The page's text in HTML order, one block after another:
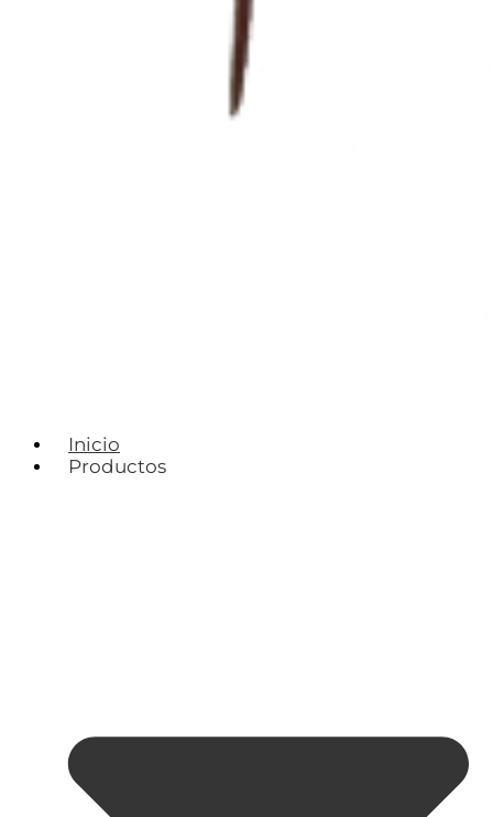
Inicio
Productos